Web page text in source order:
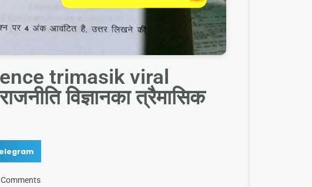
trimasik viral
विज्ञानका त्रैमासिक